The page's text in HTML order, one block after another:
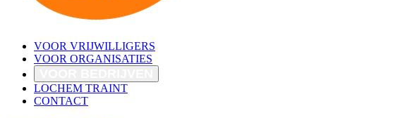
VOOR VRIJWILLIGERS
VOOR ORGANISATIES
LOCHEM TRAINT
CONTACT